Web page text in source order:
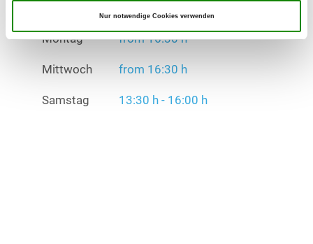
Nur notwendige Cookies verwenden
Übungszeiten im Winter:
Montag from 16:30 h
Mittwoch from 16:30 h
Samstag 13:30 h - 16:00 h